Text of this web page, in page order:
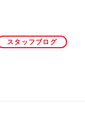
スタッフブログ